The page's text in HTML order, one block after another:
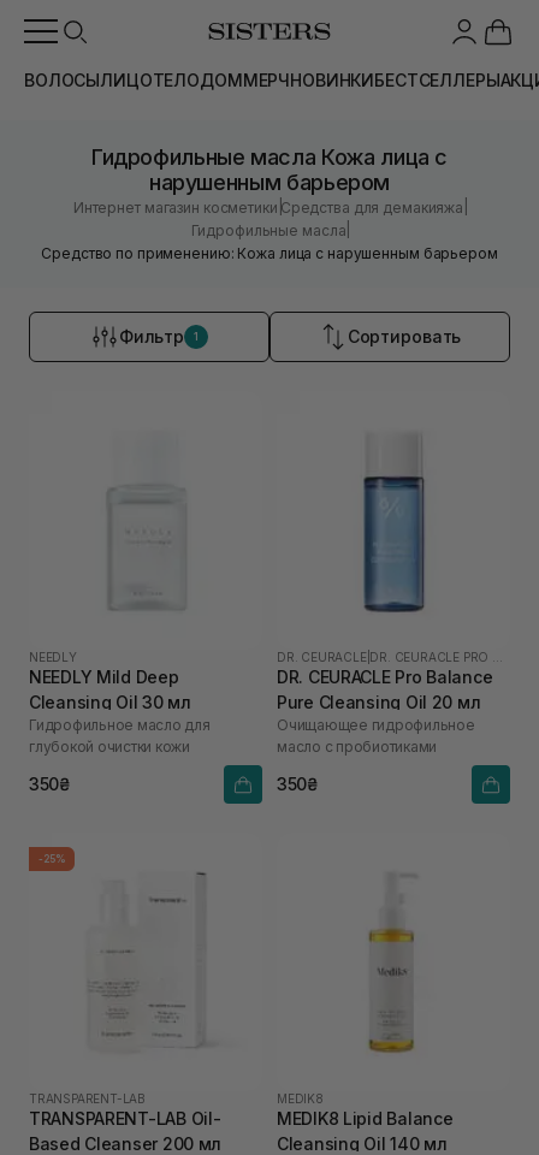
ВОЛОСЫЛИЦОТЕЛОДОММЕРЧНОВИНКИБЕСТСЕЛЛЕРЫ
Гидрофильные масла Кожа лица с
нарушенным барьером
Интернет магазин косметики |Средства для демакияжа
Гидрофильные масла
Средство по применению: Кожа лица с нарушенным барьером
Фильтр 1 Сортировать
NEEDLY
NEEDLY Mild Deep
Cleansing Oil 30 мл
Гидрофильное масло для
глубокой очистки кожи
350₴
DR. CEURACLE
DR. CEURACLE Pro Balance
Pure Cleansing Oil 20 мл
Очищающее гидрофильное
масло с пробиотиками
350₴
-25%
TRANSPARENT-LAB
TRANSPARENT-LAB Oil-
Based Cleanser 200 мл
MEDIK8
MEDIK8 Lipid Balance
Cleansing Oil 140 мл